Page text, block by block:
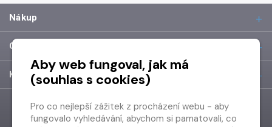
Nákup
O společnosti
Kontakt
Aby web fungoval, jak má
(souhlas s cookies)
Pro co nejlepší zážitek z procházení webu - aby
fungovalo vyhledávání, abychom si pamatovali, co